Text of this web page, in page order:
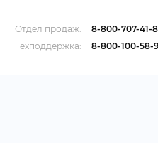
Отдел продаж:
8-800-707-41-
Техподдержка:
8-800-100-58-